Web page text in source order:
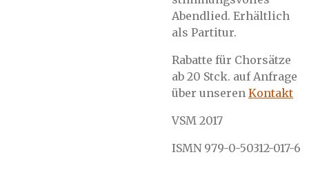
Abendlied. Erhältlich
als Partitur.
Rabatte für Chorsätze
ab 20 Stck. auf Anfrage
über unseren Kontakt
VSM 2017
ISMN 979-0-50312-017-6